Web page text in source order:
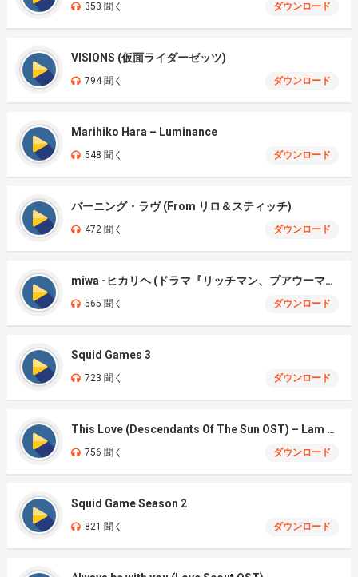
353 聞く ダウンロード
VISIONS (仮面ライダーゼッツ)
794 聞く ダウンロード
Marihiko Hara – Luminance
548 聞く ダウンロード
バーニング・ラヴ (From リロ＆スティッチ)
472 聞く ダウンロード
miwa -ヒカリヘ (ドラマ『リッチマン、プアウーマン)
565 聞く ダウンロード
Squid Games 3
723 聞く ダウンロード
This Love (Descendants Of The Sun OST) – Lam Bao Ngoc Cover
756 聞く ダウンロード
Squid Game Season 2
821 聞く ダウンロード